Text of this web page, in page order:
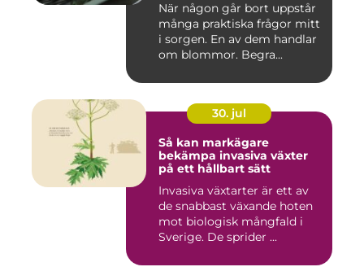
När någon går bort uppstår
många praktiska frågor mitt
i sorgen. En av dem handlar
om blommor. Begra...
30. jul
Så kan markägare
bekämpa invasiva växter
på ett hållbart sätt
Invasiva växtarter är ett av
de snabbast växande hoten
mot biologisk mångfald i
Sverige. De sprider ...